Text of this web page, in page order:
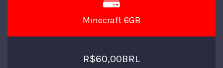
Minecraft 6GB
R$60,00BRL